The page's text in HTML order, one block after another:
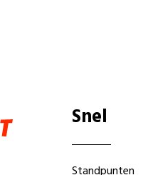
Snel
Standpunten